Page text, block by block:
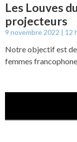
Les Louves
projecteurs
9 novembre 2022 12
Notre objectif est
femmes